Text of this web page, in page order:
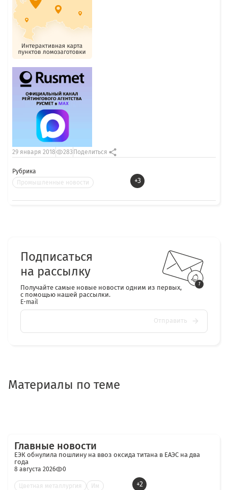
Рубрика
Промышленные новости
+3
29 января 2018 283 Поделиться
Подписаться
на рассылку
Получайте самые новые новости одним из первых,
с помощью нашей рассылки.
E-mail
Отправить
Материалы по теме
Главные новости
ЕЭК обнулила пошлину на ввоз оксида титана в ЕАЭС на два
года
8 августа 2026 0
Цветная металлургия Им +2